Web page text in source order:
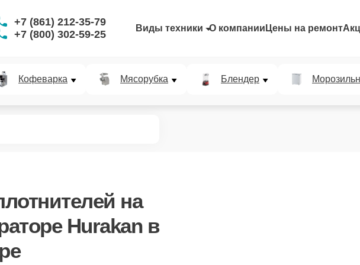
+7 (861) 212-35-79
+7 (800) 302-59-25
Виды техники О компании Цены на ремонт
Кофеварка Мясорубка Блендер
на
Hurakan в